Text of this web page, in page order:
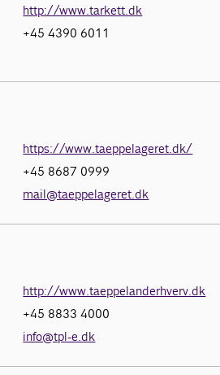
http://www.tarkett.dk
+45 4390 6011
https://www.taeppelageret.dk/
+45 8687 0999
mail@taeppelageret.dk
http://www.taeppelanderhverv.dk
+45 8833 4000
info@tpl-e.dk